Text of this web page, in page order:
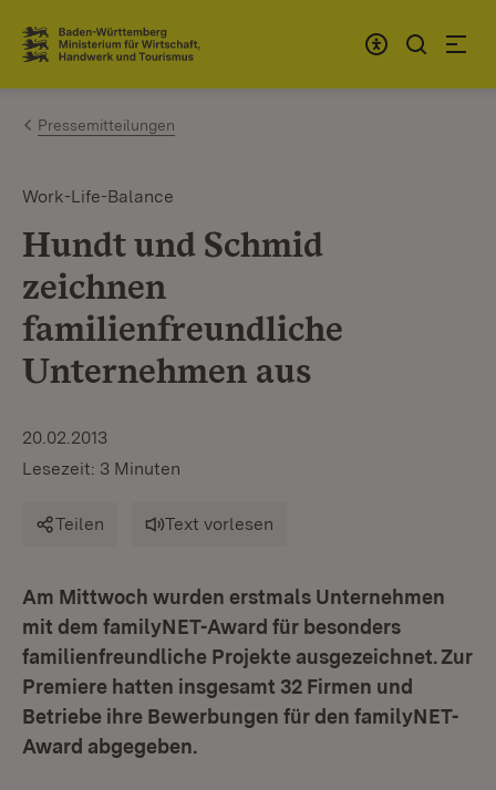
Zum Inhalt springen
Link zur Startseite
Pressemitteilungen
Work-Life-Balance
Hundt und Schmid
zeichnen
familienfreundliche
Unternehmen aus
20.02.2013
Lesezeit: 3 Minuten
Teilen Text vorlesen
Am Mittwoch wurden erstmals Unternehmen
mit dem familyNET-Award für besonders
familienfreundliche Projekte ausgezeichnet. Zur
Premiere hatten insgesamt 32 Firmen und
Betriebe ihre Bewerbungen für den familyNET-
Award abgegeben.